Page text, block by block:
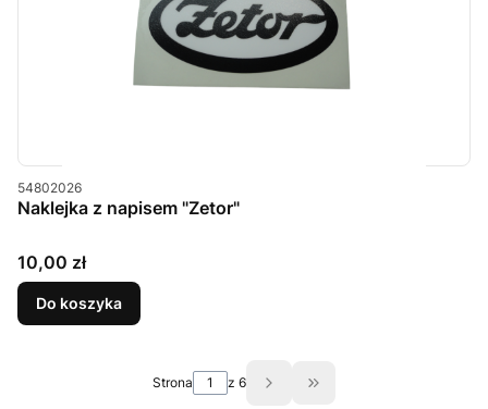
Kod produktu
54802026
Naklejka z napisem "Zetor"
Cena
10,00 zł
Do koszyka
Strona z 6
Przejdź do ostatniej